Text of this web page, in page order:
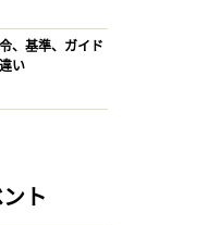
、基準、ガイド
い
ト